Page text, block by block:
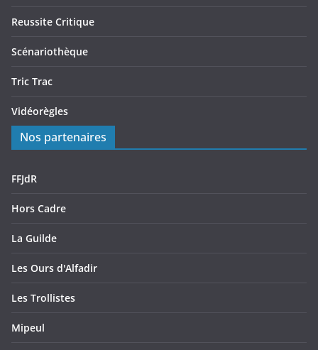
Reussite Critique
Scénariothèque
Tric Trac
Vidéorègles
Nos partenaires
FFJdR
Hors Cadre
La Guilde
Les Ours d'Alfadir
Les Trollistes
Mipeul